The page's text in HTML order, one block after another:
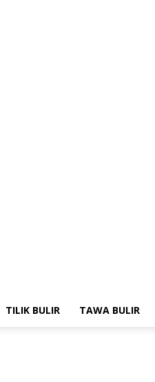
TILIK BULIR TAWA BULIR